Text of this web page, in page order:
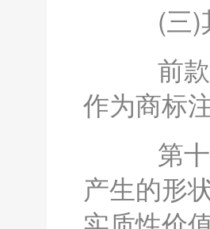
(三)其
前款
作为商标注
第十
产生的形